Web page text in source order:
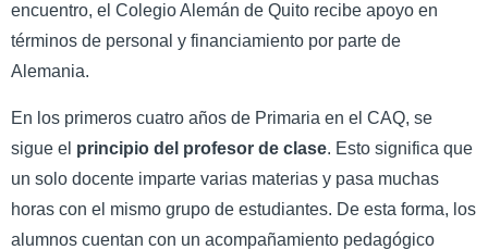
encuentro, el Colegio Alemán de Quito recibe apoyo en
términos de personal y financiamiento por parte de
Alemania.
En los primeros cuatro años de Primaria en el CAQ, se
sigue el principio del profesor de clase. Esto significa que
un solo docente imparte varias materias y pasa muchas
horas con el mismo grupo de estudiantes. De esta forma, los
alumnos cuentan con un acompañamiento pedagógico